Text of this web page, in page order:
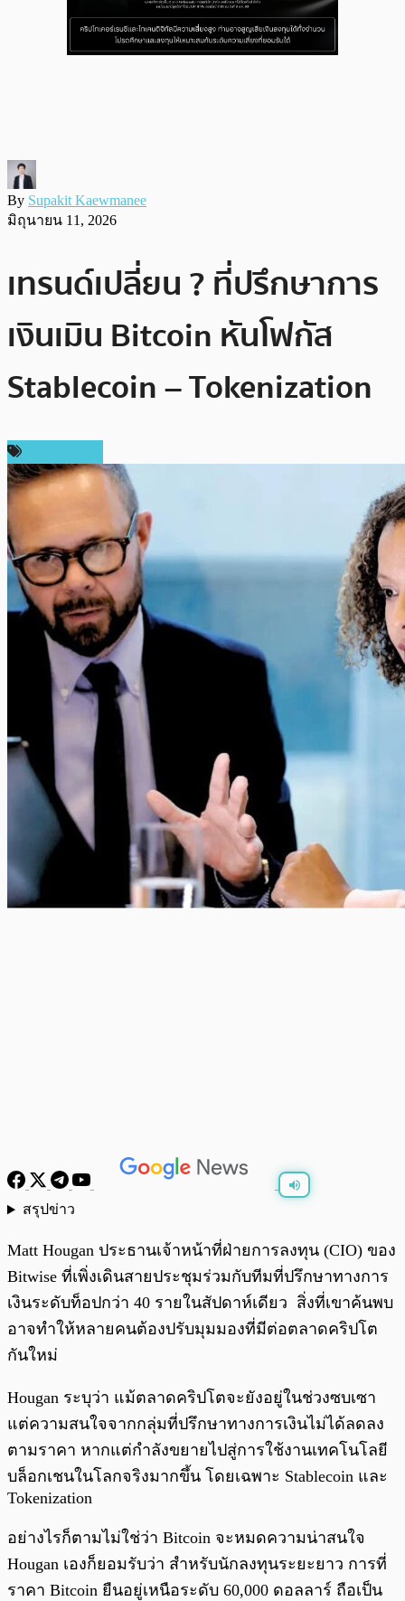
By Supakit Kaewmanee
มิถุนายน 11, 2026
เทรนด์เปลี่ยน ? ที่ปรึกษาการ
เงินเมิน Bitcoin หันโฟกัส
Stablecoin – Tokenization
สรุปข่าว
Matt Hougan ประธานเจ้าหน้าที่ฝ่ายการลงทุน (CIO) ของ
Bitwise ที่เพิ่งเดินสายประชุมร่วมกับทีมที่ปรึกษาทางการ
เงินระดับท็อปกว่า 40 รายในสัปดาห์เดียว สิ่งที่เขาค้นพบ
อาจทำให้หลายคนต้องปรับมุมมองที่มีต่อตลาดคริปโต
กันใหม่
Hougan ระบุว่า แม้ตลาดคริปโตจะยังอยู่ในช่วงซบเซา
แต่ความสนใจจากกลุ่มที่ปรึกษาทางการเงินไม่ได้ลดลง
ตามราคา หากแต่กำลังขยายไปสู่การใช้งานเทคโนโลยี
บล็อกเชนในโลกจริงมากขึ้น โดยเฉพาะ Stablecoin และ
Tokenization
อย่างไรก็ตามไม่ใช่ว่า Bitcoin จะหมดความน่าสนใจ
Hougan เองก็ยอมรับว่า สำหรับนักลงทุนระยะยาว การที่
ราคา Bitcoin ยืนอยู่เหนือระดับ 60,000 ดอลลาร์ ถือเป็น